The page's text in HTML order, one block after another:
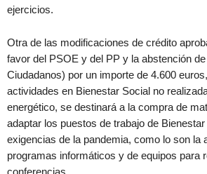
ejercicios.
Otra de las modificaciones de crédito
favor del PSOE y del PP y la abstención
Ciudadanos) por un importe de 4.600
actividades en Bienestar Social no
energético, se destinará a la compra de
adaptar los puestos de trabajo de
exigencias de la pandemia, como lo son la
programas informáticos y de equipos para
conferencias.